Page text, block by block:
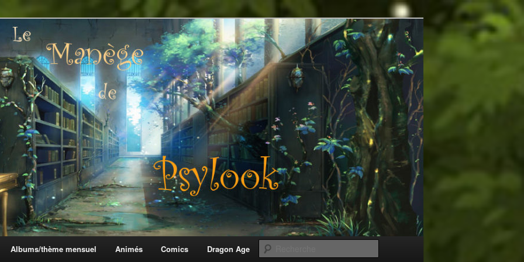
Psylook
Albums/thème mensuel Animés Comics Dragon Age